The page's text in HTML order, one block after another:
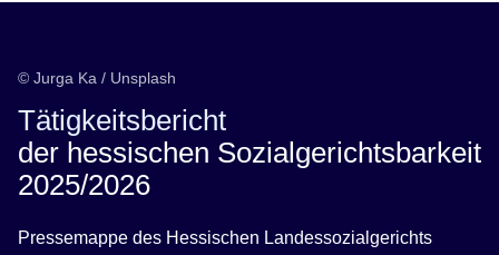
© Jurga Ka / Unsplash
Tätigkeitsbericht
der hessischen Sozialgerichtsbarkeit
2025/2026
Pressemappe des Hessischen Landessozialgerichts